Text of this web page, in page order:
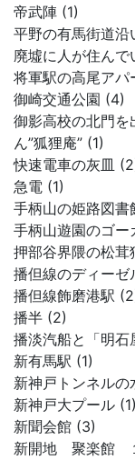
帝武陣 (1)
平野の有馬街道沿
廃墟に人が住ん
将軍駅の高尾アパ
御崎交通公園 (4)
御影高校の北門を
ん”狐狸庵” (1)
快速電車の灰皿
急電 (1)
手柄山の姫路図書
手柄山遊園のゴー
押部谷界隈の松茸
播但線のディーゼ
播但線飾磨港駅
播半 (2)
播淡汽船と「明石
新有馬駅 (1)
新神戸トンネルの
新神戸大プール (1)
新聞会館 (3)
新開地 聚楽館